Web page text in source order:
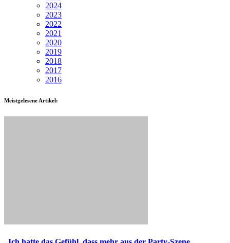
2024
2023
2022
2021
2020
2019
2018
2017
2016
Meistgelesene Artikel: